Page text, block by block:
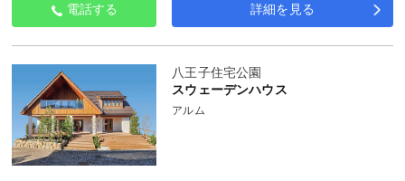
電話する 詳細を見る
八王子住宅公園
スウェーデンハウス
アルム